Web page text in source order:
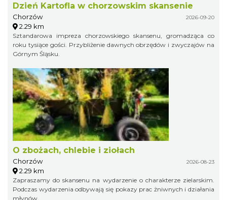
Dzień Kartofla w chorzowskim skansenie
Chorzów 2026-09-20
2.29 km
Sztandarowa impreza chorzowskiego skansenu, gromadząca co
roku tysiące gości. Przybliżenie dawnych obrzędów i zwyczajów na
Górnym Śląsku.
O zbożach, chlebie i ziołach
Chorzów 2026-08-23
2.29 km
Zapraszamy do skansenu na wydarzenie o charakterze zielarskim.
Podczas wydarzenia odbywają się pokazy prac żniwnych i działania
młynów.